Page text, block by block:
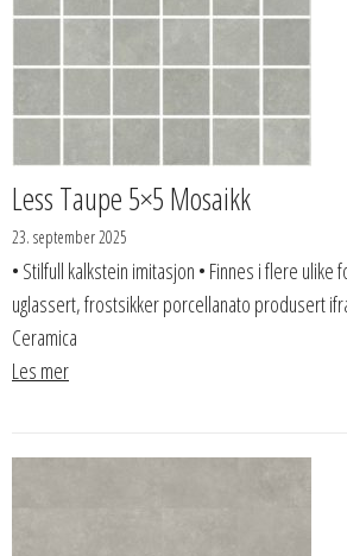
Less Taupe 5×5 Mosaikk
23. september 2025
• Stilfull kalkstein imitasjon • Finnes i flere ulike
uglassert, frostsikker porcellanato produsert
Ceramica
Les mer